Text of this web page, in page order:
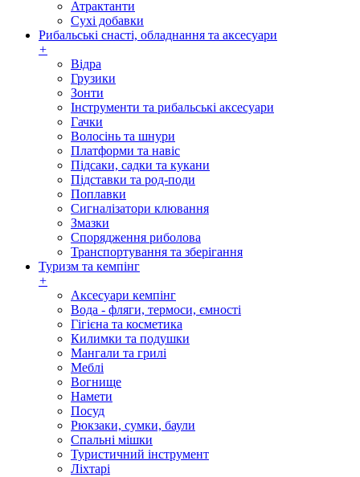
Атрактанти
Сухі добавки
Рибальські снасті, обладнання та аксесуари
+
Відра
Грузики
Зонти
Інструменти та рибальські аксесуари
Гачки
Волосінь та шнури
Платформи та навіс
Підсаки, садки та кукани
Підставки та род-поди
Поплавки
Сигналізатори клювання
Змазки
Спорядження риболова
Транспортування та зберігання
Туризм та кемпінг
+
Аксесуари кемпінг
Вода - фляги, термоси, ємності
Гігієна та косметика
Килимки та подушки
Мангали та грилі
Меблі
Вогнище
Намети
Посуд
Рюкзаки, сумки, баули
Спальні мішки
Туристичний інструмент
Ліхтарі